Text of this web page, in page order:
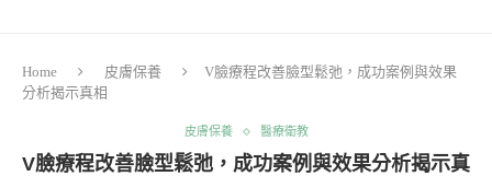
Home 皮膚保養
V臉療程改善臉型鬆弛，成功案例與效果
分析揭示真相
皮膚保養 醫療衛教
V臉療程改善臉型鬆弛，成功案例與效果分析揭示真